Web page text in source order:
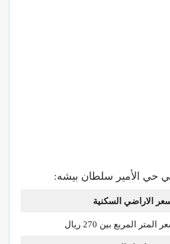
حي الأمير سلطان بيشه:
الاراضي السكنية
المربع بين 270 ريال